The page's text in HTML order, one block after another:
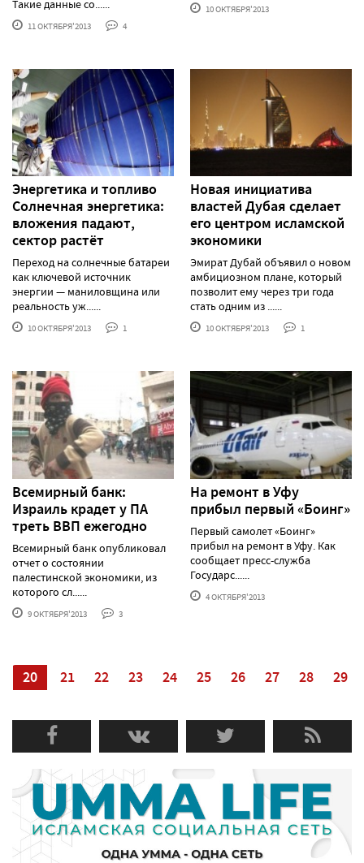
Такие данные со......
11 ОКТЯБРЯ'2013 4
10 ОКТЯБРЯ'2013
Энергетика и топливо
Солнечная энергетика:
вложения падают,
сектор растёт
Переход на солнечные батареи
как ключевой источник
энергии — маниловщина или
реальность уж......
10 ОКТЯБРЯ'2013 1
Новая инициатива
властей Дубая сделает
его центром исламской
экономики
Эмират Дубай объявил о новом
амбициозном плане, который
позволит ему через три года
стать одним из ......
10 ОКТЯБРЯ'2013 1
Всемирный банк:
Израиль крадет у ПА
треть ВВП ежегодно
Всемирный банк опубликовал
отчет о состоянии
палестинской эконо­мики, из
которого сл......
9 ОКТЯБРЯ'2013 3
На ремонт в Уфу
прибыл первый «Боинг»
Первый самолет «Боинг»
прибыл на ремонт в Уфу. Как
сообщает пресс-служба
Государс......
4 ОКТЯБРЯ'2013
20 21 22 23 24 25 26 27 28 29